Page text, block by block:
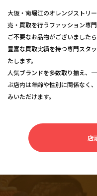
大阪・南堀江のオレンジストリ
売・買取を行うファッション専
ご不要なお品物がございました
豊富な買取実績を持つ専門スタ
たします。
人気ブランドを多数取り揃え、
ぶ店内は年齢や性別に関係なく
みいただけます。
店